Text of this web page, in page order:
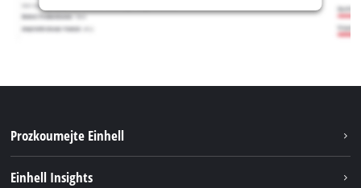
Prozkoumejte Einhell
Einhell Insights